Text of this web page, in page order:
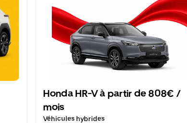
Honda HR-V à partir de 808€ /
mois
Véhicules hybrides